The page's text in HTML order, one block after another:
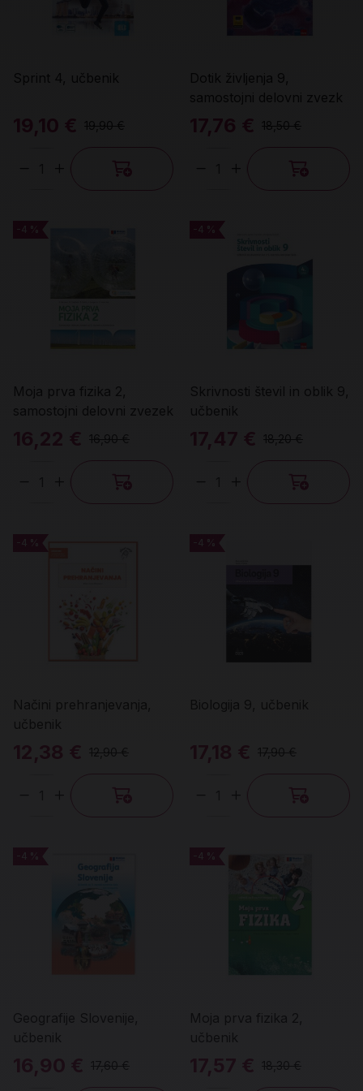
Sprint 4, učbenik
19,10 € 19,90 €
Dotik življenja 9,
samostojni delovni zvezk
17,76 € 18,50 €
Količina
-4 %
Moja prva fizika 2,
samostojni delovni zvezek
-4 %
16,22 € 16,90 €
-4 %
Skrivnosti števil in oblik 9,
učbenik
-4 %
17,47 € 18,20 €
-4 %
Načini prehranjevanja,
učbenik
-4 %
12,90 €
-4 %
Biologija 9, učbenik
-4 %
17,90 €
Količina
-4 %
Geografije Slovenije,
učbenik
-4 %
16,90 € 17,60 €
-4 %
Moja prva fizika 2,
učbenik
-4 %
17,57 € 18,30 €